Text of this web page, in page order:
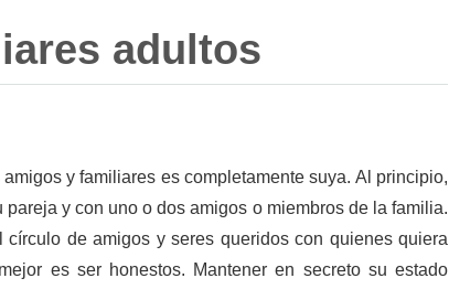
adultos
y familiares es completamente suya. Al principio,
y con uno o dos amigos o miembros de la familia.
de amigos y seres queridos con quienes quiera
es ser honestos. Mantener en secreto su estado